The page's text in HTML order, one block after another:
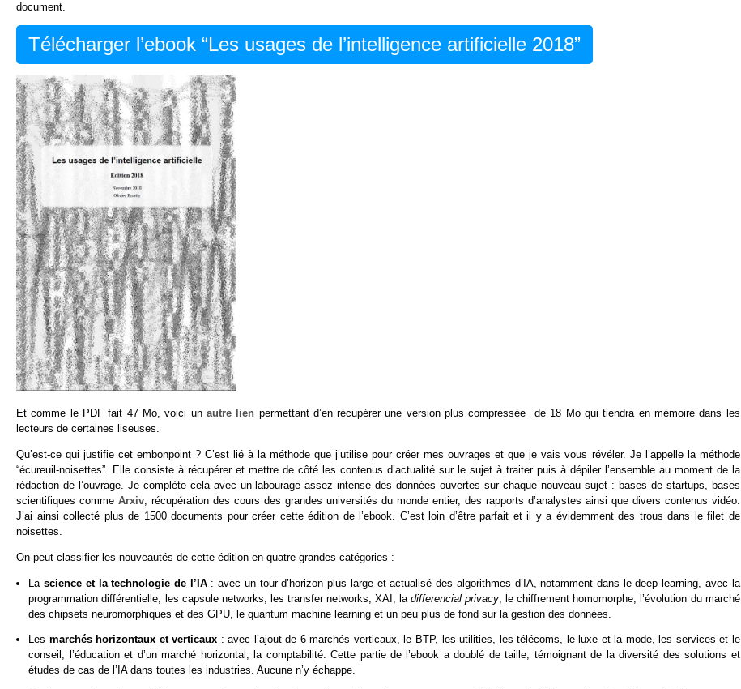
document.
Télécharger l’ebook “Les usages de l’intelligence artificielle 2018”
Et comme le PDF fait 47 Mo, voici un autre lien permettant d’en récupérer une version plus compressée de 18 Mo qui tiendra en mémoire dans les
lecteurs de certaines liseuses.
Qu’est-ce qui justifie cet embonpoint ? C’est lié à la méthode que j’utilise pour créer mes ouvrages et que je vais vous révéler. Je l’appelle la méthode
“écureuil-noisettes”. Elle consiste à récupérer et mettre de côté les contenus d’actualité sur le sujet à traiter puis à dépiler l’ensemble au moment de la
rédaction de l’ouvrage. Je complète cela avec un labourage assez intense des données ouvertes sur chaque nouveau sujet : bases de startups, bases
scientifiques comme Arxiv, récupération des cours des grandes universités du monde entier, des rapports d’analystes ainsi que divers contenus vidéo.
J’ai ainsi collecté plus de 1500 documents pour créer cette édition de l’ebook. C’est loin d’être parfait et il y a évidemment des trous dans le filet de
noisettes.
On peut classifier les nouveautés de cette édition en quatre grandes catégories :
Lascience et la technologie de l’IA: avec un tour d’horizon plus large et actualisé des algorithmes d’IA, notamment dans le deep learning, avec la
programmation différentielle, les capsule networks, les transfer networks, XAI, ladifferencial privacy , le chiffrement homomorphe, l’évolution du marché
des chipsets neuromorphiques et des GPU, le quantum machine learning et un peu plus de fond sur la gestion des données.
Les marchés horizontaux et verticaux : avec l’ajout de 6 marchés verticaux, le BTP, les utilities, les télécoms, le luxe et la mode, les services et le
conseil, l’éducation et d’un marché horizontal, la comptabilité. Cette partie de l’ebook a doublé de taille, témoignant de la diversité des solutions et
études de cas de l’IA dans toutes les industries. Aucune n’y échappe.